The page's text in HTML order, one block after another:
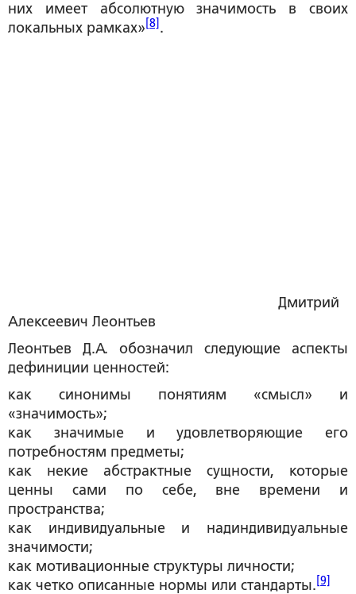
них имеет абсолютную значимость в своих
локальных рамках» [8] .
Дмитрий
Алексеевич Леонтьев
Леонтьев Д.А. обозначил следующие аспекты
дефиниции ценностей:
как синонимы понятиям «смысл» и
«значимость»;
как значимые и удовлетворяющие его
потребностям предметы;
как некие абстрактные сущности, которые
ценны сами по себе, вне времени и
пространства;
как индивидуальные и надиндивидуальные
значимости;
как мотивационные структуры личности;
как четко описанные нормы или стандарты. [9]